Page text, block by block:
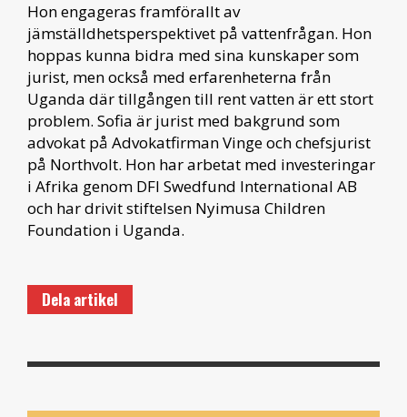
Hon engageras framförallt av
jämställdhetsperspektivet på vattenfrågan. Hon
hoppas kunna bidra med sina kunskaper som
jurist, men också med erfarenheterna från
Uganda där tillgången till rent vatten är ett stort
problem. Sofia är jurist med bakgrund som
advokat på Advokatfirman Vinge och chefsjurist
på Northvolt. Hon har arbetat med investeringar
i Afrika genom DFI Swedfund International AB
och har drivit stiftelsen Nyimusa Children
Foundation i Uganda.
Dela artikel